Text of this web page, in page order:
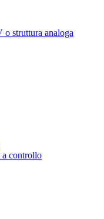
struttura analoga
a controllo